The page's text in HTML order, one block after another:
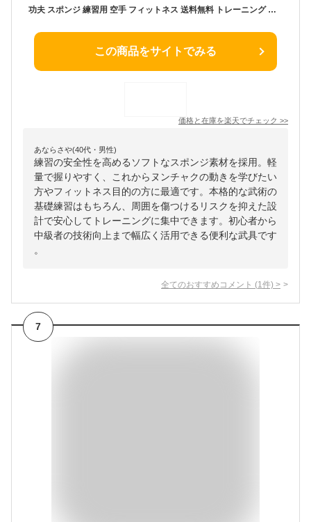
功夫 スポンジ 練習用 空手 フィットネス 送料無料 トレーニング 柔らかい 武具 ヌンチャク カンフー 武術
この商品をサイトでみる
価格と在庫を楽天でチェック >>
あならさや(40代・男性)
練習の安全性を高めるソフトなスポンジ素材を採用。軽
量で握りやすく、これからヌンチャクの動きを学びたい
方やフィットネス目的の方に最適です。本格的な武術の
基礎練習はもちろん、周囲を傷つけるリスクを抑えた設
計で安心してトレーニングに集中できます。初心者から
中級者の技術向上まで幅広く活用できる便利な武具です
。
全てのおすすめコメント (1 件) >
7